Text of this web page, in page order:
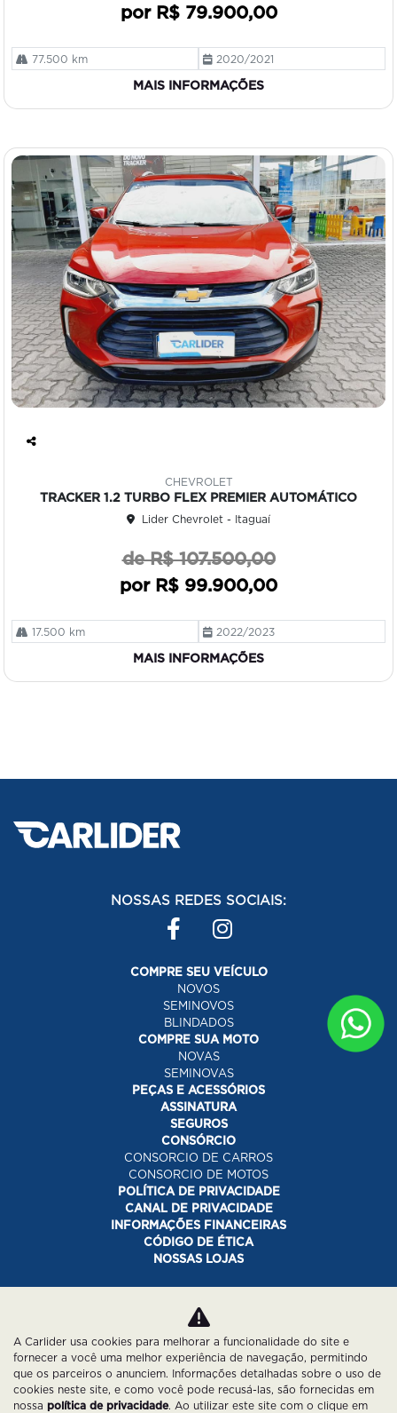
por R$ 79.900,00
77.500 km 2020/2021
MAIS INFORMAÇÕES
CHEVROLET
TRACKER 1.2 TURBO FLEX PREMIER AUTOMÁTICO
Lider Chevrolet - Itaguaí
de R$ 107.500,00
por R$ 99.900,00
17.500 km 2022/2023
MAIS INFORMAÇÕES
NOSSAS REDES SOCIAIS:
COMPRE SEU VEÍCULO
NOVOS
SEMINOVOS
BLINDADOS
COMPRE SUA MOTO
NOVAS
SEMINOVAS
PEÇAS E ACESSÓRIOS
ASSINATURA
SEGUROS
CONSÓRCIO
CONSORCIO DE CARROS
CONSORCIO DE MOTOS
POLÍTICA DE PRIVACIDADE
CANAL DE PRIVACIDADE
INFORMAÇÕES FINANCEIRAS
CÓDIGO DE ÉTICA
NOSSAS LOJAS
Desacelere. Seu bem maior é a vida.
A Carlider usa cookies para melhorar a funcionalidade do site e
fornecer a você uma melhor experiência de navegação, permitindo
que os parceiros o anunciem. Informações detalhadas sobre o uso de
cookies neste site, e como você pode recusá-las, são fornecidas em
nossa política de privacidade. Ao utilizar este site com o clique em